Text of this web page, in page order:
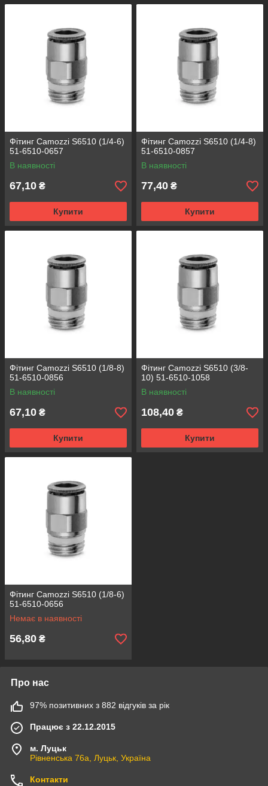
Фітинг Camozzi S6510 (1/4-6)
51-6510-0657
В наявності
67,10 ₴
Купити
Фітинг Camozzi S6510 (1/4-8)
51-6510-0857
В наявності
77,40 ₴
Купити
Фітинг Camozzi S6510 (1/8-8)
51-6510-0856
В наявності
67,10 ₴
Купити
Фітинг Camozzi S6510 (3/8-
10) 51-6510-1058
В наявності
108,40 ₴
Купити
Фітинг Camozzi S6510 (1/8-6)
51-6510-0656
Немає в наявності
56,80 ₴
Про нас
97% позитивних з 882 відгуків за рік
Працює з 22.12.2015
м. Луцьк
Рівненська 76а, Луцьк, Україна
Контакти